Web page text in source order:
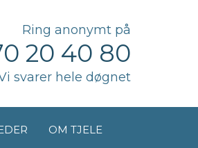
Ring anonymt på
20 40 80
svarer hele døgnet
OM TJELE